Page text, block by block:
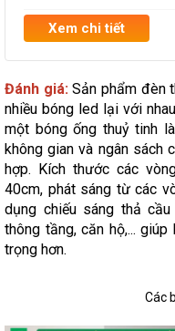
Xem chi tiết
Đánh giá:Sản phẩm đèn
nhiều bóng led lại với
một bóng ống thuỷ tinh
không gian và ngân sách
hợp. Kích thước các
40cm, phát sáng từ các
dụng chiếu sáng thả
thông tầng, căn hộ,...
trọng hơn.
Các